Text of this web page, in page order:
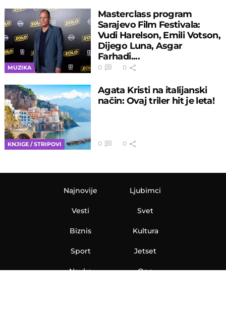
MUZIKA
Masterclass program
Sarajevo Film Festivala:
Vudi Harelson, Emili Votson,
Dijego Luna, Asgar
Farhadi....
0 0
KNJIGE / STRIPOVI
Agata Kristi na italijanski
način: Ovaj triler hit je leta!
0 0
Najnovije
Vesti
Biznis
Sport
Nauka
Ljubimci
Svet
Kultura
Jetset
Ona